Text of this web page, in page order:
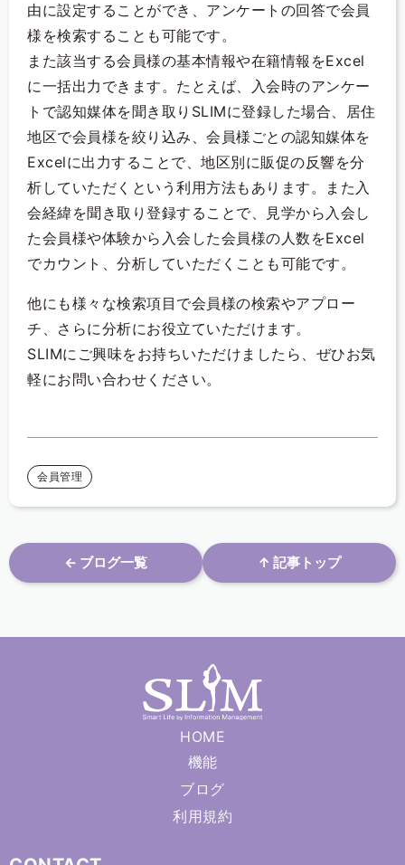
由に設定することができ、アンケートの回答で会員
様を検索することも可能です。
また該当する会員様の基本情報や在籍情報をExcel
に一括出力できます。たとえば、入会時のアンケー
トで認知媒体を聞き取りSLIMに登録した場合、居住
地区で会員様を絞り込み、会員様ごとの認知媒体を
Excelに出力することで、地区別に販促の反響を分
析していただくという利用方法もあります。また入
会経緯を聞き取り登録することで、見学から入会し
た会員様や体験から入会した会員様の人数をExcel
でカウント、分析していただくことも可能です。
他にも様々な検索項目で会員様の検索やアプロー
チ、さらに分析にお役立ていただけます。
SLIMにご興味をお持ちいただけましたら、ぜひお気
軽にお問い合わせください。
会員管理
← ブログ一覧 ↑ 記事トップ
HOME
機能
ブログ
利用規約